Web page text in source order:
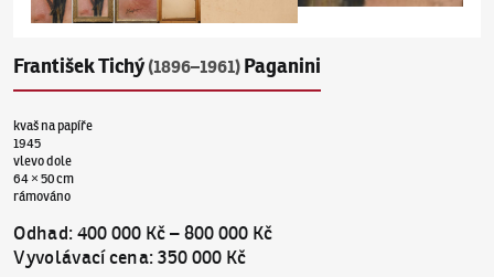
František Tichý(1896–1961) Paganini
kvaš na papíře
1945
vlevo dole
64 × 50 cm
rámováno
Odhad:400 000 Kč–800 000 Kč
Vyvolávací cena:350 000 Kč